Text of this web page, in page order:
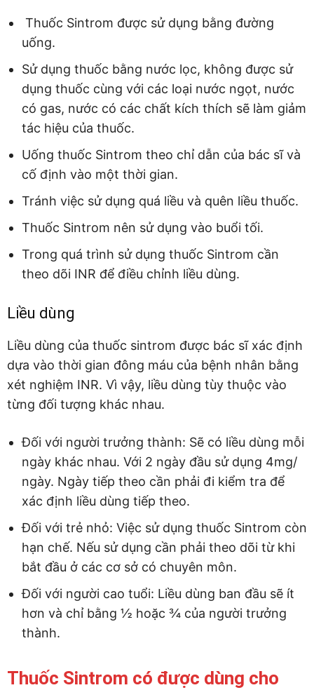
Thuốc Sintrom được sử dụng bằng đường
uống.
Sử dụng thuốc bằng nước lọc, không được sử
dụng thuốc cùng với các loại nước ngọt, nước
có gas, nước có các chất kích thích sẽ làm giảm
tác hiệu của thuốc.
Uống thuốc Sintrom theo chỉ dẫn của bác sĩ và
cố định vào một thời gian.
Tránh việc sử dụng quá liều và quên liều thuốc.
Thuốc Sintrom nên sử dụng vào buổi tối.
Trong quá trình sử dụng thuốc Sintrom cần
theo dõi INR để điều chỉnh liều dùng.
Liều dùng
Liều dùng của thuốc sintrom được bác sĩ xác định
dựa vào thời gian đông máu của bệnh nhân bằng
xét nghiệm INR. Vì vậy, liều dùng tùy thuộc vào
từng đối tượng khác nhau.
Đối với người trưởng thành: Sẽ có liều dùng mỗi
ngày khác nhau. Với 2 ngày đầu sử dụng 4mg/
ngày. Ngày tiếp theo cần phải đi kiểm tra để
xác định liều dùng tiếp theo.
Đối với trẻ nhỏ: Việc sử dụng thuốc Sintrom còn
hạn chế. Nếu sử dụng cần phải theo dõi từ khi
bắt đầu ở các cơ sở có chuyên môn.
Đối với người cao tuổi: Liều dùng ban đầu sẽ ít
hơn và chỉ bằng ½ hoặc ¾ của người trưởng
thành.
Thuốc Sintrom có được dùng cho